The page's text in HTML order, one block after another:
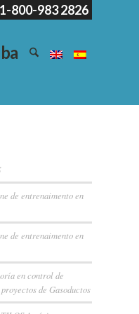
1-800-983 2826
de entrenaimento en
de entrenaimento en
en control de
de Gasoductos